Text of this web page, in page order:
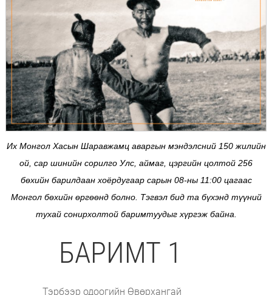
Их Монгол Хасын Шаравжамц аваргын мэндэлсний 150 жилийн
ой, сар шинийн сорилго Улс, аймаг, цэргийн цолтой 256
бөхийн барилдаан хоёрдугаар сарын 08-ны 11:00 цагаас
Монгол бөхийн өргөөнд болно. Тэгвэл бид та бүхэнд түүний
тухай сонирхолтой баримтуудыг хүргэж байна.
БАРИМТ 1
Тэрбээр одоогийн Өвөрхангай